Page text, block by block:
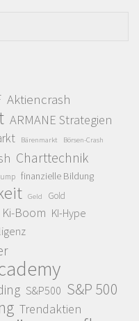
Aktiencrash
ARMANE Strategien
Bärenmarkt Börsen-Crash
Charttechnik
finanzielle Bildung
Geld Gold
Ki-Boom KI-Hype
S&P500 S&P 500
Trendaktien